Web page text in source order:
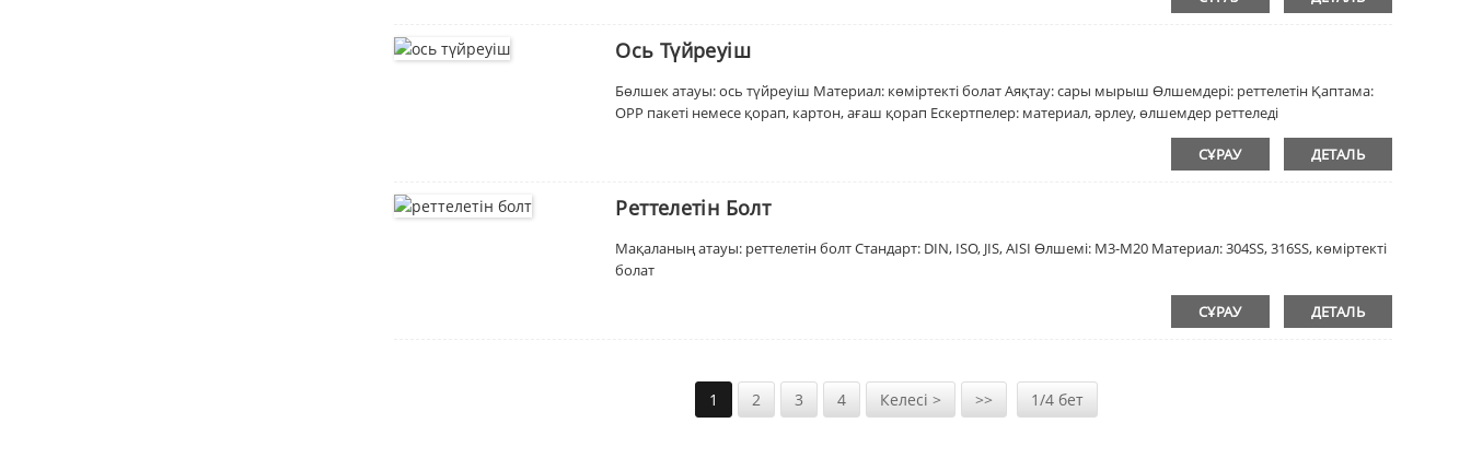
Ось Түйреуіш
Бөлшек атауы: ось түйреуіш Материал: көміртекті болат Аяқтау: сары мырыш Өлшемдері: реттелетін Қаптама:
OPP пакеті немесе қорап, картон, ағаш қорап Ескертпелер: материал, әрлеу, өлшемдер реттеледі
СҰРАУ ДЕТАЛЬ
Реттелетін Болт
Мақаланың атауы: реттелетін болт Стандарт: DIN, ISO, JIS, AISI Өлшемі: M3-M20 Материал: 304SS, 316SS, көміртекті
болат
СҰРАУ ДЕТАЛЬ
1 2 3 4 Келесі > >> 1/4 бет